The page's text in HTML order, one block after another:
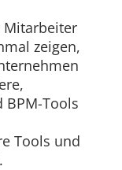
Mitarbeiter
zeigen,
Tools
Tools und